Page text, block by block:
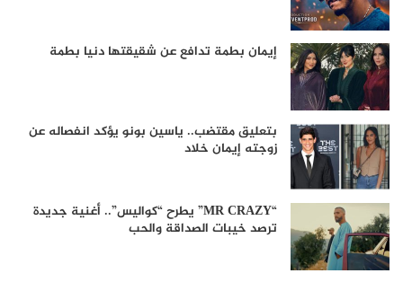
إيمان بطمة تدافع عن شقيقتها دنيا بطمة
بتعليق مقتضب.. ياسين بونو يؤكد انفصاله عن
زوجته إيمان خلاد
“MR CRAZY” يطرح “كواليس”.. أغنية جديدة
ترصد خيبات الصداقة والحب